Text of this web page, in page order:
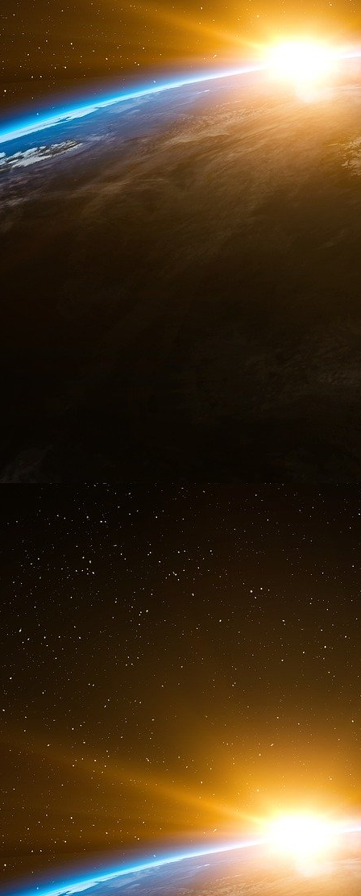
La smartcity pensée par Sidewalks Labs sera
surveillance qu’elle pourra exercer, la
faciale associée aux caméras de
par la sécurisation des installations comme le
gel ou une gestion plus sûre du trafic grâce à
La ville 2.0 pourra également repenser le
patients, y intégrant les données de nos
ou encore nos déplacements, donnant
données précises sur chaque patient mais
temps réel.
Enfin, la ville de Google offrira aux citoyens
identification facilitée de chacun des
publics, aux installations que comptera la
La smartcity, antichambre de 1984 ?
Mais certains commencent à s’inquiéter de
l’urbanisme de nos villes. Car si la
fonctionne également grâce à la collecte
vous ? Où faites-vous vos courses ?
fréquemment tel ou tel problème de santé ?
réel que Google entend construire et faire
Mais le danger lorsqu’une ville pense à votre